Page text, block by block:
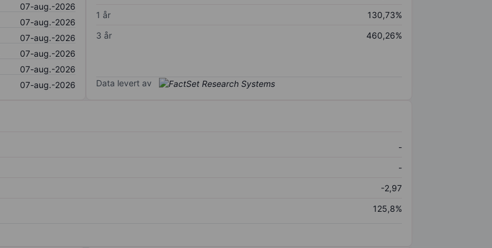
07-aug.-2026
07-aug.-2026
07-aug.-2026
07-aug.-2026
07-aug.-2026
07-aug.-2026
1 år
130,73%
3 år
460,26%
Data levert av
-
-
-2,97
125,8%